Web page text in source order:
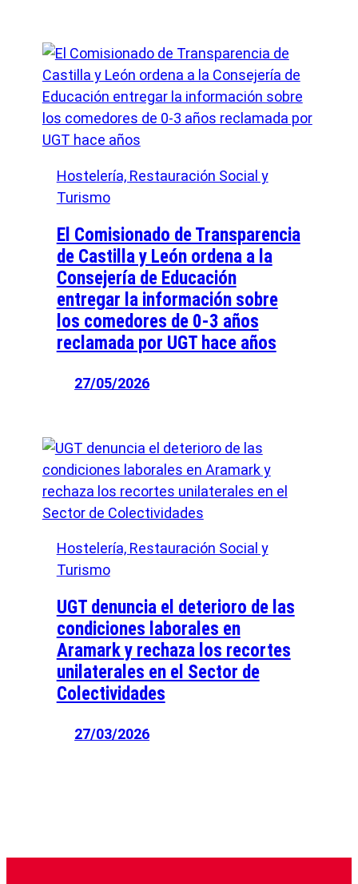
Hostelería, Restauración Social y
Turismo
El Comisionado de Transparencia
de Castilla y León ordena a la
Consejería de Educación
entregar la información sobre
los comedores de 0‑3 años
reclamada por UGT hace años
27/05/2026
Hostelería, Restauración Social y
Turismo
UGT denuncia el deterioro de las
condiciones laborales en
Aramark y rechaza los recortes
unilaterales en el Sector de
Colectividades
27/03/2026